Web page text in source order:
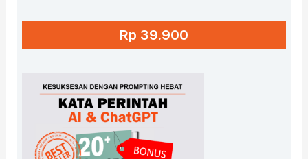
Rp 39.900